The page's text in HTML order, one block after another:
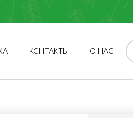
КОНТАКТЫ О НАС